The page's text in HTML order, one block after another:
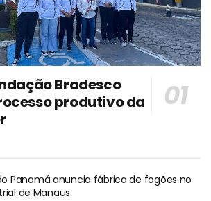
Bradesco
produtivo da
Panamá anuncia fábrica de fogões no
de Manaus